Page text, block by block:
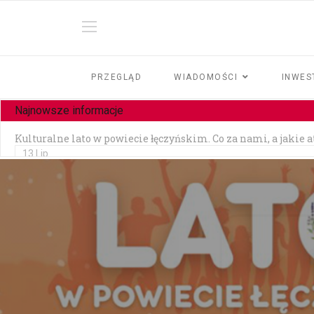
PRZEGLĄD WIADOMOŚCI
Najnowsze informacje
Kulturalne lato w powiecie łęczyńskim. Co za nami, a jakie
13 Lip
Czy jesteśmy tolerancyjni?
Czołowe zderzenie w Zezulinie Niższym — 19-latek stracił
Zainstalowała aplikację na prośbę „pracownika banku" —